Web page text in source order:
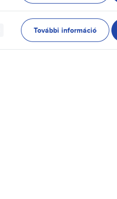
További információ